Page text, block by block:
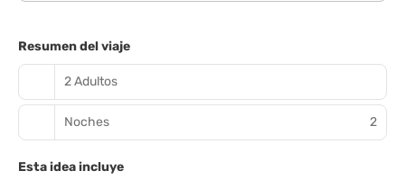
Resumen del viaje
2 Adultos
Noches 2
Esta idea incluye